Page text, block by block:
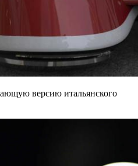
версию итальянского